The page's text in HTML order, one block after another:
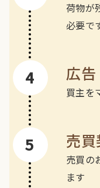
荷物が
必要で
広告
買主を
売
売買の
ます